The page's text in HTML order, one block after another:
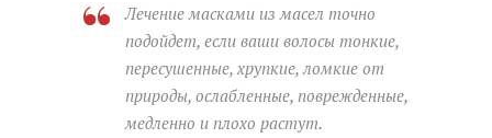
Лечение масками из масел точно
подойдет, если ваши волосы тонкие,
пересушенные, хрупкие, ломкие от
природы, ослабленные, поврежденные,
медленно и плохо растут.